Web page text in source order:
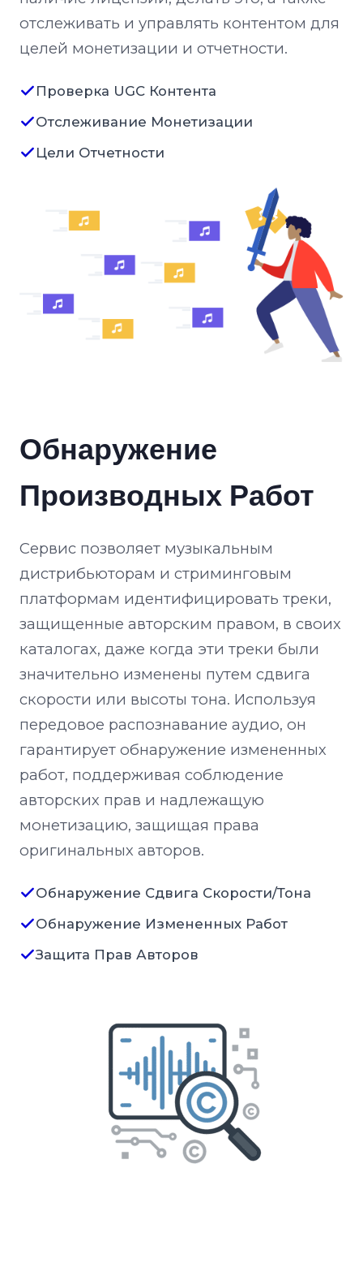
отслеживать и управлять контентом для
целей монетизации и отчетности.
Проверка UGC Контента
Отслеживание Монетизации
Цели Отчетности
Обнаружение
Производных Работ
Сервис позволяет музыкальным
дистрибьюторам и стриминговым
платформам идентифицировать треки,
защищенные авторским правом, в своих
каталогах, даже когда эти треки были
значительно изменены путем сдвига
скорости или высоты тона. Используя
передовое распознавание аудио, он
гарантирует обнаружение измененных
работ, поддерживая соблюдение
авторских прав и надлежащую
монетизацию, защищая права
оригинальных авторов.
Обнаружение Сдвига Скорости/Тона
Обнаружение Измененных Работ
Защита Прав Авторов